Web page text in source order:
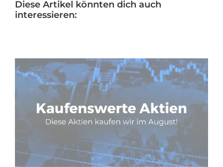
Diese Artikel könnten dich auch
interessieren: